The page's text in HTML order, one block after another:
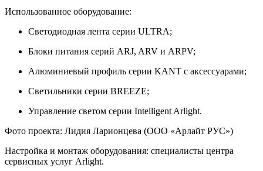
Использованное оборудование:
Светодиодная лента серии ULTRA;
Блоки питания серий ARJ, ARV и ARPV;
Алюминиевый профиль серии KANT с аксессуарами;
Светильники серии BREEZE;
Управление светом серии Intelligent Arlight.
Фото проекта: Лидия Ларионцева (ООО «Арлайт РУС»)
Настройка и монтаж оборудования: специалисты центра
сервисных услуг Arlight.